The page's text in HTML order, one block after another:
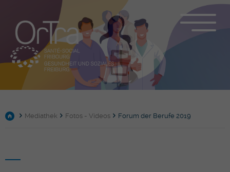
Mediathek Fotos - Videos Forum der Berufe 2019